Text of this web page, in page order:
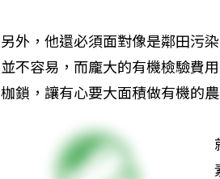
另外，他還必須面對像是鄰田污
並不容易，而龐大的有機檢驗費
枷鎖，讓有心要大面積做有機的